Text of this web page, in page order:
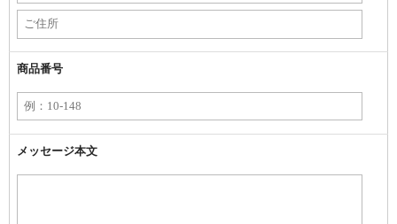
商品番号
メッセージ本文